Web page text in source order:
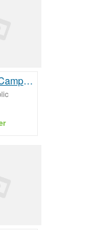
Retargeting Campaign Manager